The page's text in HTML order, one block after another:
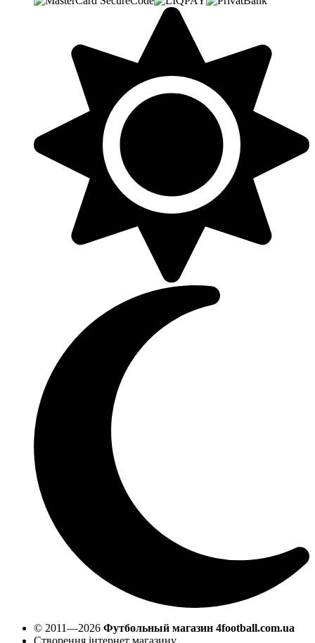
© 2011—2026 Футбольный магазин 4football.com.ua
Створення інтернет магазину